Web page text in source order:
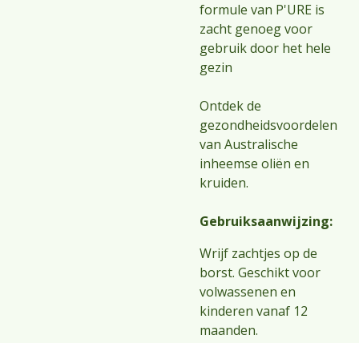
formule van P'URE is
zacht genoeg voor
gebruik door het hele
gezin
Ontdek de
gezondheidsvoordelen
van Australische
inheemse oliën en
kruiden.
Gebruiksaanwijzing:
Wrijf zachtjes op de
borst. Geschikt voor
volwassenen en
kinderen vanaf 12
maanden.